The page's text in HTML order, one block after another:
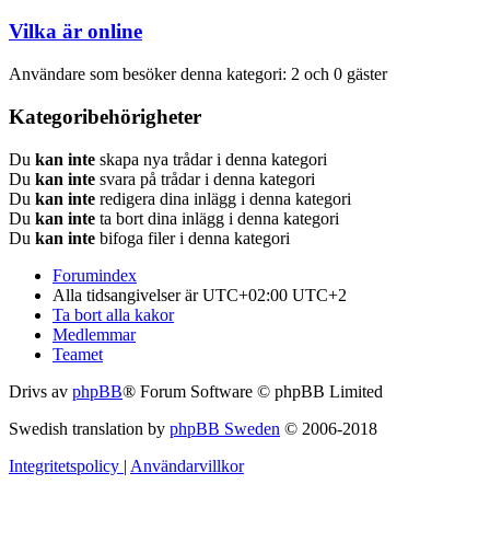
Vilka är online
Användare som besöker denna kategori: 2 och 0 gäster
Kategoribehörigheter
Du kan inte skapa nya trådar i denna kategori
Du kan inte svara på trådar i denna kategori
Du kan inte redigera dina inlägg i denna kategori
Du kan inte ta bort dina inlägg i denna kategori
Du kan inte bifoga filer i denna kategori
Forumindex
Alla tidsangivelser är UTC+02:00 UTC+2
Ta bort alla kakor
Medlemmar
Teamet
Drivs av phpBB® Forum Software © phpBB Limited
Swedish translation by phpBB Sweden © 2006-2018
Integritetspolicy | Användarvillkor